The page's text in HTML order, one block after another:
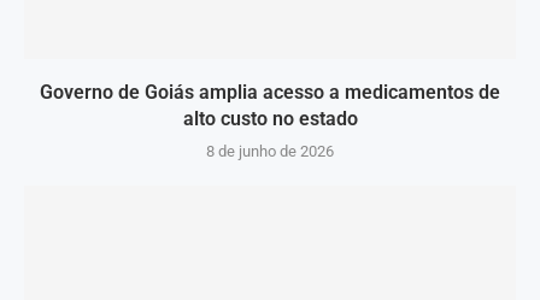
Governo de Goiás amplia acesso a medicamentos de
alto custo no estado
8 de junho de 2026